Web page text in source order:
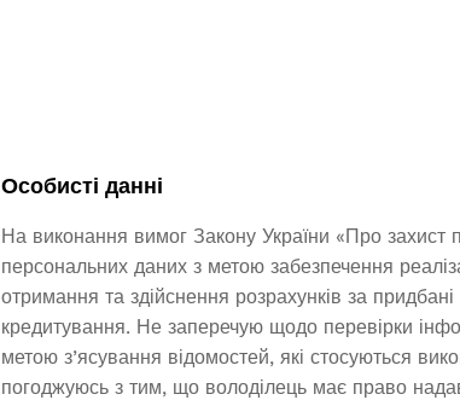
Особисті данні
На виконання вимог Закону України «Про захист
персональних даних з метою забезпечення
отримання та здійснення розрахунків за
кредитування. Не заперечую щодо перевірки
метою з’ясування відомостей, які стосуються
погоджуюсь з тим, що володілець має право